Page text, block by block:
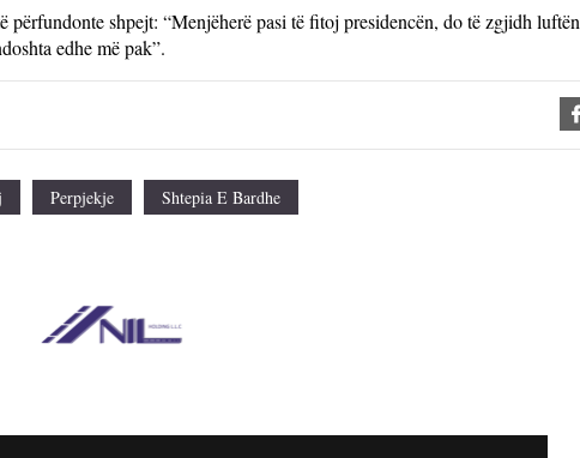
shpejt: “Menjëherë pasi të fitoj presidencën, do të zgjidh luftën
edhe më pak”.
Perpjekje Shtepia E Bardhe